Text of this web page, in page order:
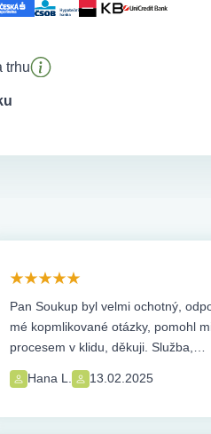
trhu
Pan Soukup byl velmi ochotný,
mé kopmlikované otázky, pomohl
procesem v klidu, děkuji. Služba,…
Hana L. 13.02.2025